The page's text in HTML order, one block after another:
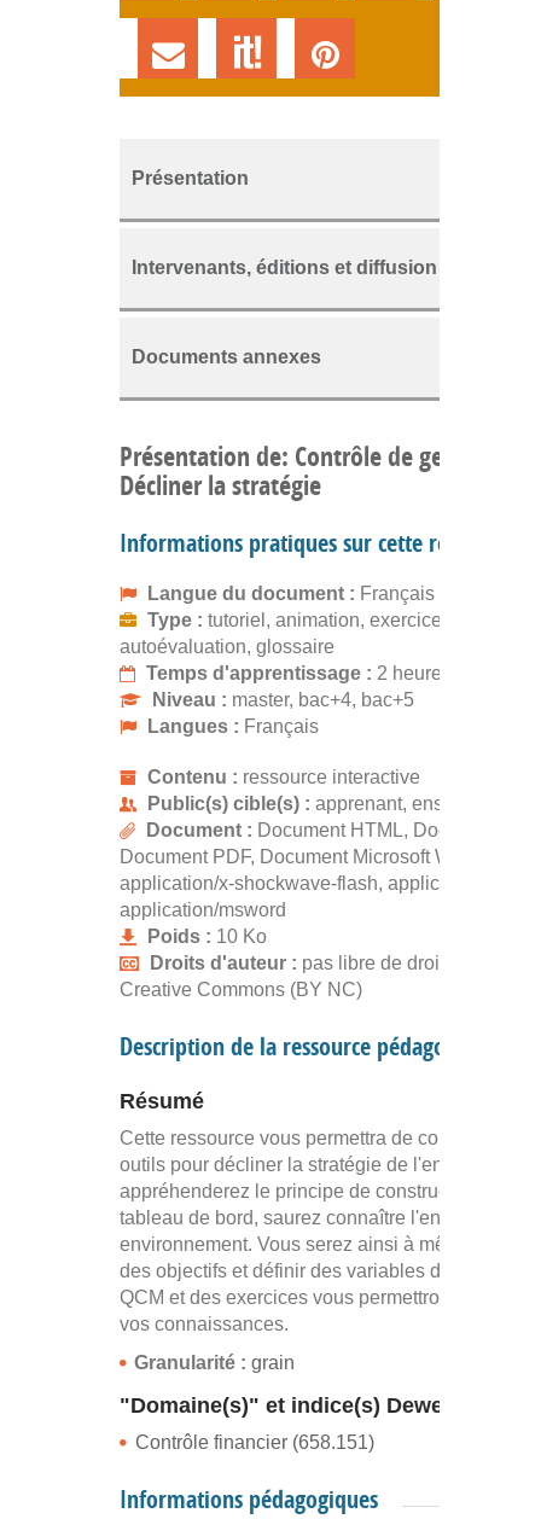
Présentation
Intervenants, éditions et diffusion
Documents annexes
Présentation de: Contrôle de gestion :
Décliner la stratégie
Informations pratiques sur cette ressource
Langue du document : Français
Type : tutoriel, animation, exercice,
autoévaluation, glossaire
Temps d'apprentissage : 2 heures 50
Niveau : master, bac+4, bac+5
Langues : Français
Contenu : ressource interactive
Public(s) cible(s) : apprenant, enseignant
Document : Document HTML, Document
Document PDF, Document Microsoft Word, text/
application/x-shockwave-flash, application/pdf,
application/msword
Poids : 10 Ko
Droits d'auteur : pas libre de droits, gratuit
Creative Commons (BY NC)
Description de la ressource pédagogique
Résumé
Cette ressource vous permettra de connaître les
outils pour décliner la stratégie de l'entreprise.
appréhenderez le principe de construction d’un
tableau de bord, saurez connaître l'entreprise et
environnement. Vous serez ainsi à même de fixer
des objectifs et définir des variables d’action. Un
QCM et des exercices vous permettront d'évaluer
vos connaissances.
Granularité : grain
"Domaine(s)" et indice(s) Dewey
Contrôle financier (658.151)
Informations pédagogiques